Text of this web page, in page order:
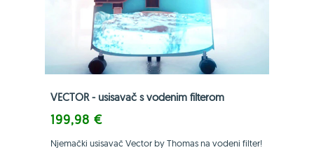
VECTOR - usisavač s vodenim filterom
199,98 €
Njemački usisavač Vector by Thomas na vodeni filter!